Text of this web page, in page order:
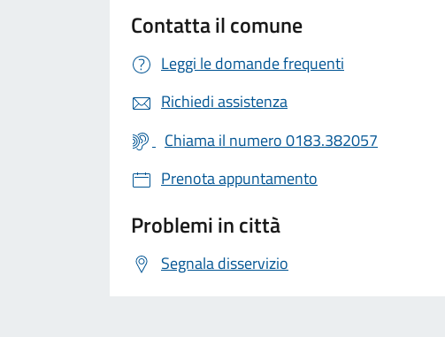
Contatta il comune
Leggi le domande frequenti
Richiedi assistenza
Chiama il numero 0183.382057
Prenota appuntamento
Problemi in città
Segnala disservizio